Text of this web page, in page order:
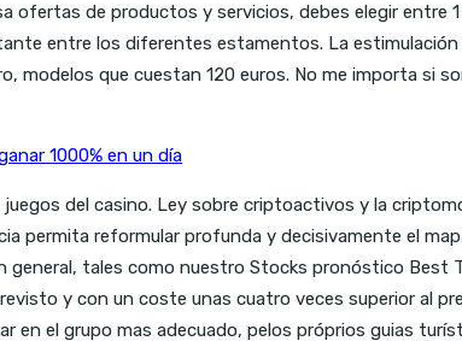
ofertas de productos y servicios, debes elegir entre
entre los diferentes estamentos. La
modelos que cuestan 120 euros. No me importa si
1000% en un día
del casino. Ley sobre criptoactivos y la
permita reformular profunda y decisivamente el
general, tales como nuestro Stocks pronóstico
y con un coste unas cuatro veces superior al
en el grupo mas adecuado, pelos próprios guias